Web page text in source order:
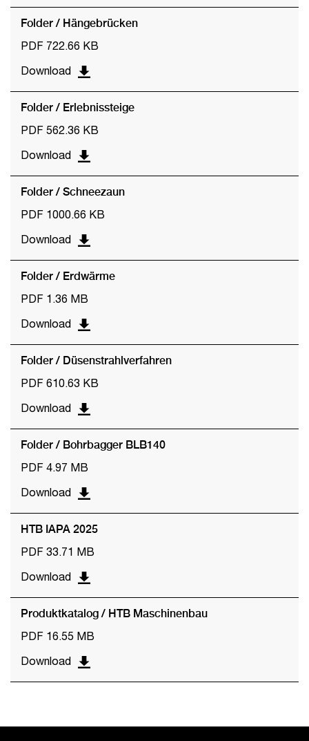
Folder / Hängebrücken
PDF 722.66 KB
Download
Folder / Erlebnissteige
PDF 562.36 KB
Download
Folder / Schneezaun
PDF 1000.66 KB
Download
Folder / Erdwärme
PDF 1.36 MB
Download
Folder / Düsenstrahlverfahren
PDF 610.63 KB
Download
Folder / Bohrbagger BLB140
PDF 4.97 MB
Download
HTB IAPA 2025
PDF 33.71 MB
Download
Produktkatalog / HTB Maschinenbau
PDF 16.55 MB
Download